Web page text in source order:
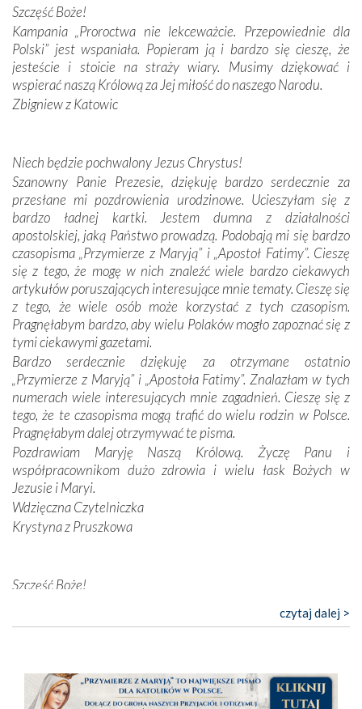
Podczas tej kilkudniowej wyprawy na każdym kroku
spotykaliśmy się z serdeczną otwartością
Portugalczyków. Podziwialiśmy ich ludową sztukę i
zwyczaje. Mimo że nasze kraje są od siebie bardzo
oddalone, w żaden sposób nie czuliśmy się obco.
Sprawiła to oczywiście sama Matka Boża, ale też
kulturowa bliskość biorąca swój początek w naszej
mieliśmy okazję przekonać się, że Maryja swoją opieką
otacza nie tylko nasz naród, lecz wszystkie nacje, które
się Jej ufnie oddają, a także każdą osobę, która zawierza
Jej siebie oraz swych bliskich.
Dzieje Portugalii to również historia wierności Bogu i
odstępstw, także w życiu władców. Trudne momenty w
wymiarze tak osobistym, jak i zbiorowym, przypominają o
konieczności ciągłego zabiegania o własną duszę i o łaskę
Opatrzności. Wierność przynosi pomyślność –
przynajmniej w życiu duchowym. Odstępstwo owocuje
nieszczęściem i śmiercią. Te uniwersalne prawdy
przychodziły na myśl, gdy słuchaliśmy opowieści
przewodników o portugalskich monarchach i wodzach,
zwycięskich bitwach i nieszczęśliwych losach grzesznych
kochanków.
Byli tym razem pośród Apostołów Fatimy reprezentanci
każdego spośród żyjących pokoleń. Najmłodszy uczestnik
liczył sobie 13 lat, zaś senior, pan Zdzisław – już 94.
Całe życie marzyłem, by tu przyjechać
Nasza pielgrzymka nie byłaby tak bogata w duchową treść
Oprócz zapewnienia nam możliwości codziennego
pięknych pieśni.
Szczęść Boże!
Kampania „Proroctwa nie lekceważcie. Przepowiednie dla
Polski” jest wspaniała. Popieram ją i bardzo się cieszę, że
jesteście i stoicie na straży wiary. Musimy dziękować i
wspierać naszą Królową za Jej miłość do naszego Narodu.
Zbigniew z Katowic
Niech będzie pochwalony Jezus Chrystus!
Szanowny Panie Prezesie, dziękuję bardzo serdecznie za
przesłane mi pozdrowienia urodzinowe. Ucieszyłam się z
bardzo ładnej kartki. Jestem dumna z działalności
apostolskiej, jaką Państwo prowadzą. Podobają mi się bardzo
czasopisma „Przymierze z Maryją” i „Apostoł Fatimy”. Cieszę
się z tego, że mogę w nich znaleźć wiele bardzo ciekawych
artykułów poruszających interesujące mnie tematy. Cieszę się
z tego, że wiele osób może korzystać z tych czasopism.
Pragnęłabym bardzo, aby wielu Polaków mogło zapoznać się z
tymi ciekawymi gazetami.
Bardzo serdecznie dziękuję za otrzymane ostatnio
„Przymierze z Maryją” i „Apostoła Fatimy”. Znalazłam w tych
numerach wiele interesujących mnie zagadnień. Cieszę się z
tego, że te czasopisma mogą trafić do wielu rodzin w Polsce.
Pragnęłabym dalej otrzymywać te pisma.
Pozdrawiam Maryję Naszą Królową. Życzę Panu i
współpracownikom dużo zdrowia i wielu łask Bożych w
Jezusie i Maryi.
Wdzięczna Czytelniczka
Krystyna z Pruszkowa
Szczęść Boże!
Bardzo dziękuję za przysyłanie mi „Przymierza z Maryją”. Jest
to pismo, które bardzo sobie cenię i szanuję. Redagujecie
nas prowadzi!
Barbara
czytaj dalej >